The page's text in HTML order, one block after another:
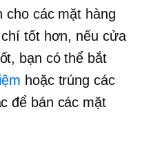
cho các mặt hàng
tốt hơn, nếu cửa
bạn có thể bắt
hoặc trúng các
để bán các mặt